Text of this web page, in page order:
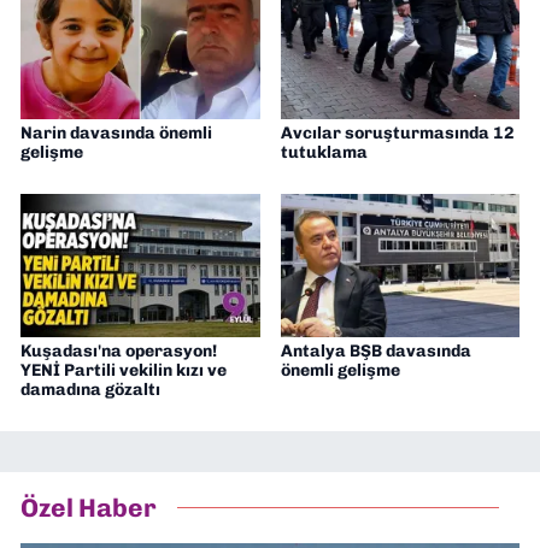
Narin davasında önemli
gelişme
Avcılar soruşturmasında 12
tutuklama
Kuşadası'na operasyon!
YENİ Partili vekilin kızı ve
damadına gözaltı
Antalya BŞB davasında
önemli gelişme
Özel Haber